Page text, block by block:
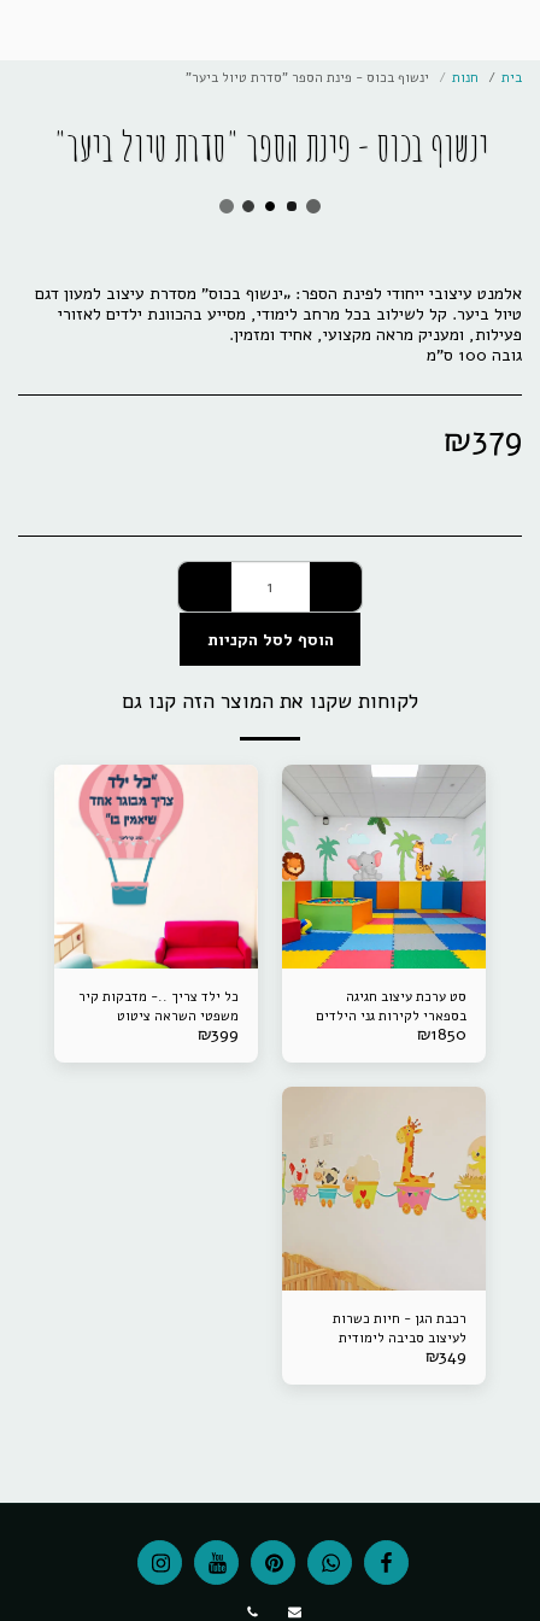
בית חנות ינשוף בכוס - פינת הספר "סדרת טיול ביער"
ינשוף בכוס - פינת הספר "סדרת טיול ביער"
אלמנט עיצובי ייחודי לפינת הספר: „ינשוף בכוס” מסדרת עיצוב למעון דגם
טיול ביער. קל לשילוב בכל מרחב לימודי, מסייע בהכוונת ילדים לאזורי
גובה 100 ס"מ
₪379
הוסף לסל הקניות
לקוחות שקנו את המוצר הזה קנו גם
סט ערכת עיצוב חגיגה
בספארי לקירות גני הילדים
ומעונות יום
₪1850
כל ילד צריך ..- מדבקות קיר
משפטי השראה ציטוט
₪399
רכבת הגן - חיות כשרות
לעיצוב סביבה לימודית
₪349